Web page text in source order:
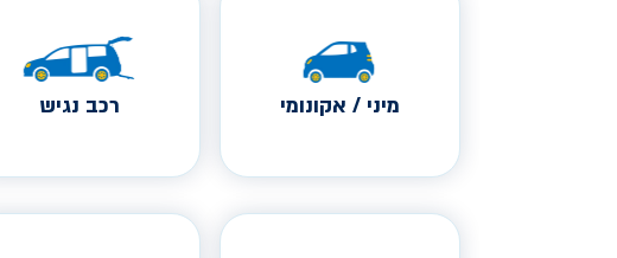
מיני / אקונומי רכב נגיש